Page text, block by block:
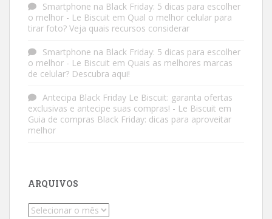
Smartphone na Black Friday: 5 dicas para escolher
o melhor - Le Biscuit em Qual o melhor celular para
tirar foto? Veja quais recursos considerar
Smartphone na Black Friday: 5 dicas para escolher
o melhor - Le Biscuit em Quais as melhores marcas
de celular? Descubra aqui!
Antecipa Black Friday Le Biscuit: garanta ofertas
exclusivas e antecipe suas compras! - Le Biscuit em
Guia de compras Black Friday: dicas para aproveitar
melhor
ARQUIVOS
Arquivos